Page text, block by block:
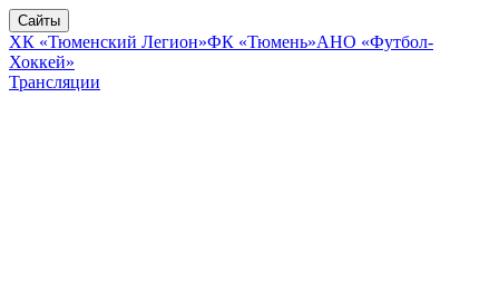
Сайты
ХК «Тюменский Легион»ФК «Тюмень»АНО «Футбол-
Хоккей»
Трансляции